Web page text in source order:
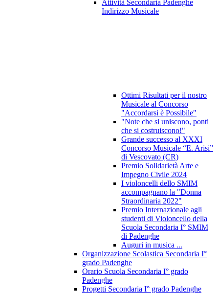
Attività Secondaria Padenghe
Indirizzo Musicale
Ottimi Risultati per il nostro
Musicale al Concorso
"Accordarsi è Possibile"
"Note che si uniscono, ponti
che si costruiscono!"
Grande successo al XXXI
Concorso Musicale “E. Arisi”
di Vescovato (CR)
Premio Solidarietà Arte e
Impegno Civile 2024
I violoncelli dello SMIM
accompagnano la "Donna
Straordinaria 2022"
Premio Internazionale agli
studenti di Violoncello della
Scuola Secondaria I° SMIM
di Padenghe
Auguri in musica ...
Organizzazione Scolastica Secondaria I°
grado Padenghe
Orario Scuola Secondaria I° grado
Padenghe
Progetti Secondaria I° grado Padenghe